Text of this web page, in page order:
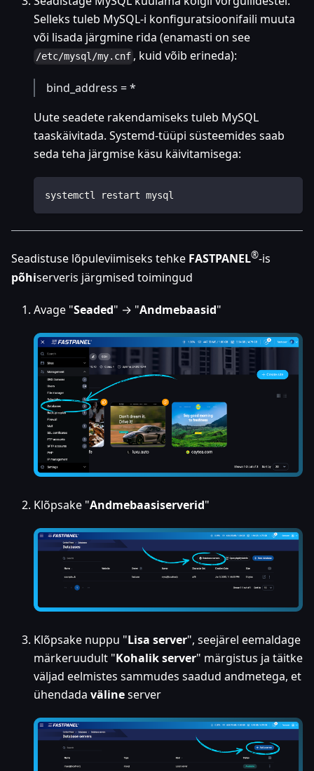
Selleks tuleb MySQL-i konfiguratsioonifaili muuta
või lisada järgmine rida (enamasti on see
/etc/mysql/my.cnf , kuid võib erineda):
bind_address = *
Uute seadete rakendamiseks tuleb MySQL
taaskäivitada. Systemd-tüüpi süsteemides saab
seda teha järgmise käsu käivitamisega:
systemctl restart mysql
Seadistuse lõpuleviimiseks tehke FASTPANEL®-is
põhiserveris järgmised toimingud
Avage "Seaded" → "Andmebaasid"
Klõpsake "Andmebaasiserverid"
Klõpsake nuppu "Lisa server", seejärel eemaldage
märkeruudult "Kohalik server" märgistus ja täitke
väljad eelmistes sammudes saadud andmetega, et
ühendada välineserver